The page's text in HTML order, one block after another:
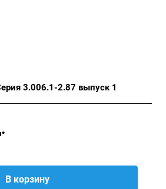
3.006.1-2.87 выпуск 1
В корзину